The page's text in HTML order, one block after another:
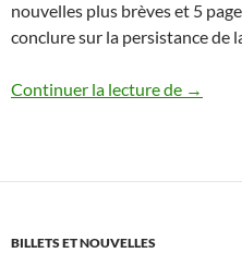
nouvelles plus brèves et 5
conclure sur la persistance de
Continuer la lecture de →
BILLETS ET NOUVELLES